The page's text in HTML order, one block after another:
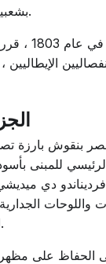
بشعبية كبيرة في جميع أنحاء إيطاليا.
بعد نهاية
بنقوش بارزة
للمبنى
دي
واللوحات
الفريدة على الجدران والسقف.